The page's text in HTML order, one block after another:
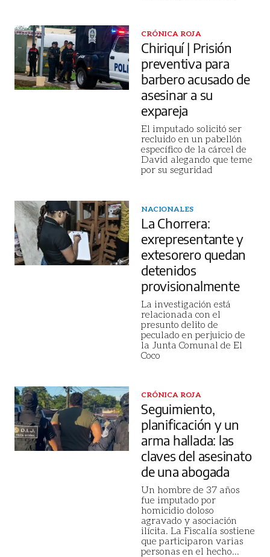
CRÓNICA ROJA
Chiriquí | Prisión
preventiva para
barbero acusado de
asesinar a su
expareja
El imputado solicitó ser
recluido en un pabellón
específico de la cárcel de
David alegando que teme
por su seguridad
NACIONALES
La Chorrera:
exrepresentante y
extesorero quedan
detenidos
provisionalmente
La investigación está
relacionada con el
presunto delito de
peculado en perjuicio de
la Junta Comunal de El
Coco
CRÓNICA ROJA
Seguimiento,
planificación y un
arma hallada: las
claves del asesinato
de una abogada
Un hombre de 37 años
fue imputado por
homicidio doloso
agravado y asociación
ilícita. La Fiscalía sostiene
que participaron varias
personas en el hecho...